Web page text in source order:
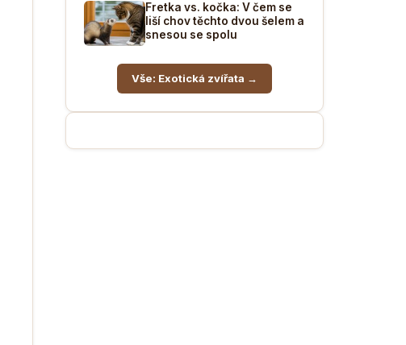
Fretka vs. kočka: V čem se
liší chov těchto dvou šelem a
snesou se spolu
Vše: Exotická zvířata →